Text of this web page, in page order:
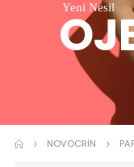
Yeni Nesil
NOVOCRIN